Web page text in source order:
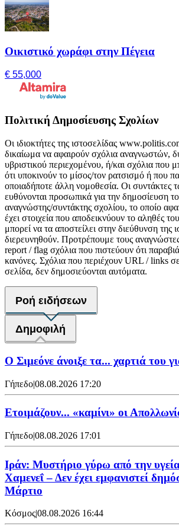
Οικιστικό χωράφι στην Πέγεια
€ 55,000
Πολιτική Δημοσίευσης Σχολίων
Οι ιδιοκτήτες της ιστοσελίδας
δικαίωμα να αφαιρούν σχόλια αναγνωστών,
υβριστικού περιεχομένου, ή/και σχόλια που
ότι υποκινούν το μίσος/τον ρατσισμό ή που
οποιαδήποτε άλλη νομοθεσία. Οι συντάκτες
ευθύνονται προσωπικά για την δημοσίευση
αναγνώστης/συντάκτης σχολίου, το οποίο
έχει στοιχεία που αποδεικνύουν το αληθές
μπορεί να τα αποστείλει στην διεύθυνση της
διερευνηθούν. Προτρέπουμε τους
report / flag σχόλια που πιστεύουν ότι
κανόνες. Σχόλια που περιέχουν URL / links
σελίδα, δεν δημοσιεύονται αυτόματα.
Ροή ειδήσεων
Δημοφιλή
Ο Σιμεόνε άνοιξε τα... χαρτιά του
Γήπεδο|08.08.2026 17:20
Ετοιμάζουν... «καμίνι» οι
Γήπεδο|08.08.2026 17:01
Ιράν: Μυστήριο γύρω από την
Χαμενεΐ – Δεν έχει εμφανιστεί
Μάρτιο
Κόσμος|08.08.2026 16:44